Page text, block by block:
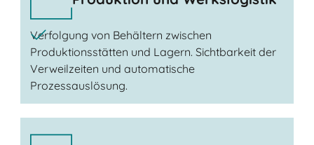
Verfolgung von Behältern zwischen
Produktionsstätten und Lagern. Sichtbarkeit der
Verweilzeiten und automatische
Prozessauslösung.